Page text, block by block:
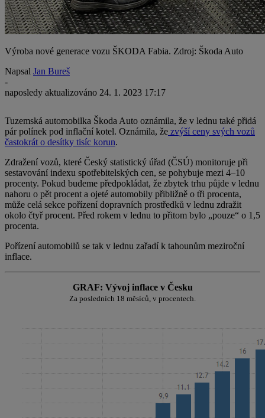
Výroba nové generace vozu ŠKODA Fabia. Zdroj: Škoda Auto
Napsal Jan Bureš
-
naposledy aktualizováno 24. 1. 2023 17:17
Tuzemská automobilka Škoda Auto oznámila, že v lednu také přidá
pár polínek pod inflační kotel. Oznámila, že zvýší ceny svých vozů
častokrát o desítky tisíc korun.
Zdražení vozů, které Český statistický úřad (ČSÚ) monitoruje při
sestavování indexu spotřebitelských cen, se pohybuje mezi 4–10
procenty. Pokud budeme předpokládat, že zbytek trhu půjde v lednu
nahoru o pět procent a ojeté automobily přibližně o tři procenta,
může celá sekce pořízení dopravních prostředků v lednu zdražit
okolo čtyř procent. Před rokem v lednu to přitom bylo „pouze“ o 1,5
procenta.
Pořízení automobilů se tak v lednu zařadí k tahounům meziroční
inflace.
GRAF: Vývoj inflace v Česku
Za posledních 18 měsíců, v procentech.